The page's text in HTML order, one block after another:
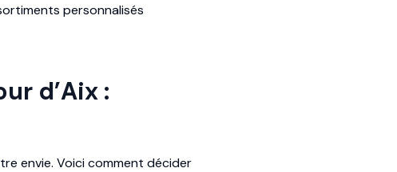
personnalisés
d’Aix :
envie. Voici comment décider